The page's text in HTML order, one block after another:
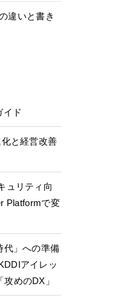
違いと書き
イド
と経営改善
ュリティ向
Platformで変
代」への準備
アイレッ
めのDX」